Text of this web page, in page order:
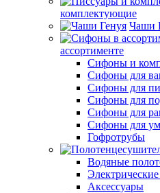
комплектующие
Чаши
ассортименте
Сифоны и
Сифоны для
Сифоны для
Сифоны для
Сифоны для
Сифоны для
Гофротрубы
Водяные
Аксессуары